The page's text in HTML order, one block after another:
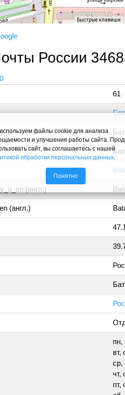
Быстрые клавиши
России
61
(англ.)
(англ.)
пн,
вт,
ср,
чт,
пт,
файлы cookie для анализа
и улучшения работы сайта.
сайт, вы соглашаетесь с нашей
обработки персональных данных.
Понятно